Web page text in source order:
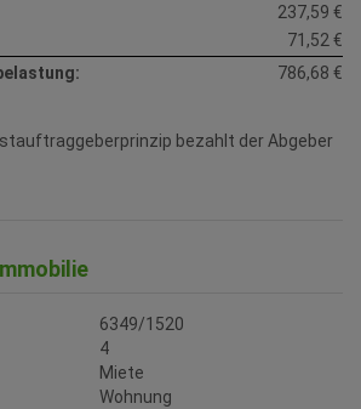
237,59 €
71,52 €
786,68 €
bezahlt der Abgeber
6349/1520
4
Miete
Wohnung